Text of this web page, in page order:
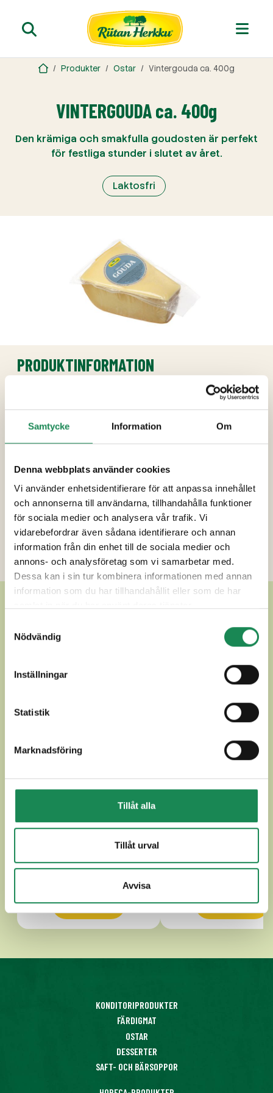
Samtycke Information Om
Denna webbplats använder cookies
Vi använder enhetsidentifierare för att anpassa innehållet
och annonserna till användarna, tillhandahålla funktioner
för sociala medier och analysera vår trafik. Vi
vidarebefordrar även sådana identifierare och annan
information från din enhet till de sociala medier och
annons- och analysföretag som vi samarbetar med.
Dessa kan i sin tur kombinera informationen med annan
information som du har tillhandahållit eller som de har
Nödvändig
Inställningar
Statistik
Marknadsföring
Tillåt alla
Tillåt urval
Avvisa
Produkter Ostar Vintergouda ca. 400g
VINTERGOUDA ca. 400g
Den krämiga och smakfulla goudosten är perfekt
för festliga stunder i slutet av året.
Laktosfri
PRODUKTINFORMATION
surhetsreglerande medel, konrerveringsmedel
(E251), färgämne (E160a).
Förpackningsstorlekar
Specialdieter
Näringsinnehåll
Ytterligare uppgifter
ANDRA LÄCKRA SÄSONG
GOUDA SORTIMENT 750g
Se mer Se mer
KONDITORIPRODUKTER
FÄRDIGMAT
OSTAR
DESSERTER
SAFT- OCH BÄRSOPPOR